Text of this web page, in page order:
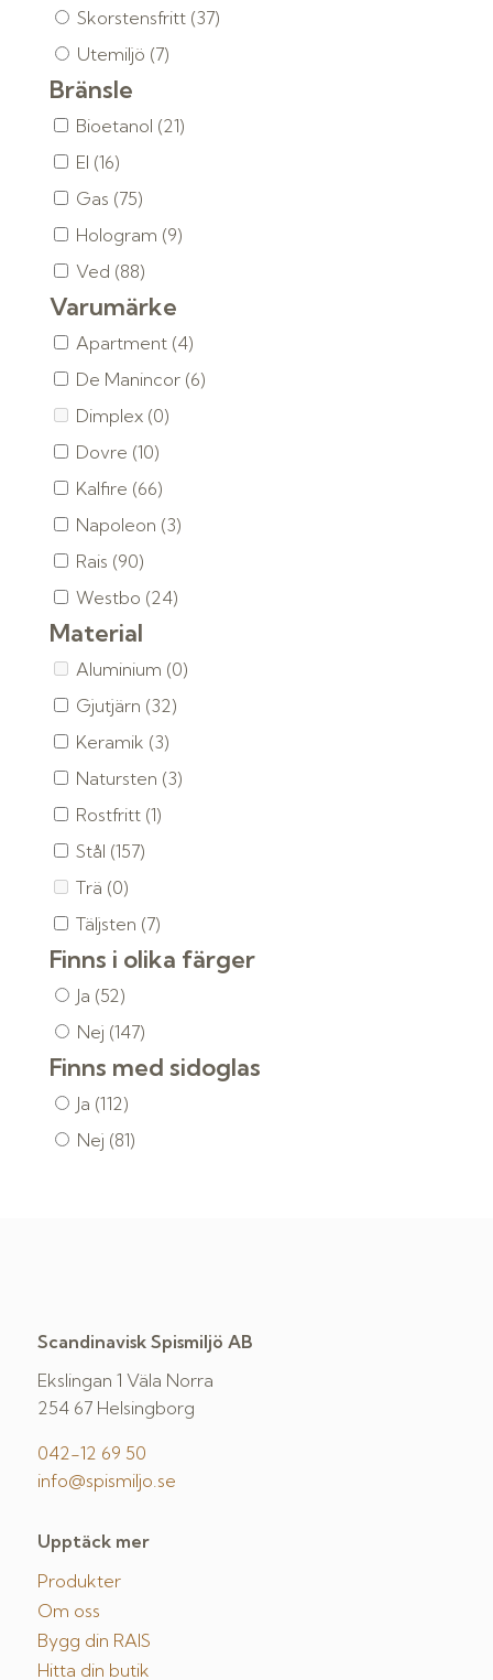
Skorstensfritt (37)
Utemiljö (7)
Bränsle
Bioetanol (21)
El (16)
Gas (75)
Hologram (9)
Ved (88)
Varumärke
Apartment (4)
De Manincor (6)
Dimplex (0)
Dovre (10)
Kalfire (66)
Napoleon (3)
Rais (90)
Westbo (24)
Material
Aluminium (0)
Gjutjärn (32)
Keramik (3)
Natursten (3)
Rostfritt (1)
Stål (157)
Trä (0)
Täljsten (7)
Finns i olika färger
Ja (52)
Nej (147)
Finns med sidoglas
Ja (112)
Nej (81)
Scandinavisk Spismiljö AB
Ekslingan 1 Väla Norra
254 67 Helsingborg
042-12 69 50
info@spismiljo.se
Upptäck mer
Produkter
Om oss
Bygg din RAIS
Hitta din butik